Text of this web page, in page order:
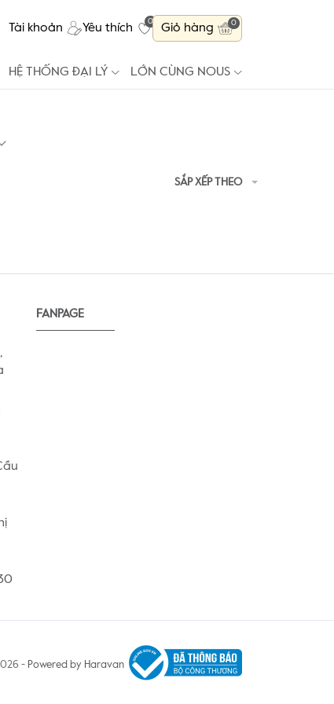
Tài khoản Yêu thích
0
Giỏ hàng 0
HỆ THỐNG ĐẠI LÝ LỚN CÙNG NOUS
SẮP XẾP THEO
FANPAGE
- Powered by Haravan